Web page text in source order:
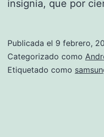
insignia, que por
Publicada el 9 febrero,
Categorizado como
Etiquetado como